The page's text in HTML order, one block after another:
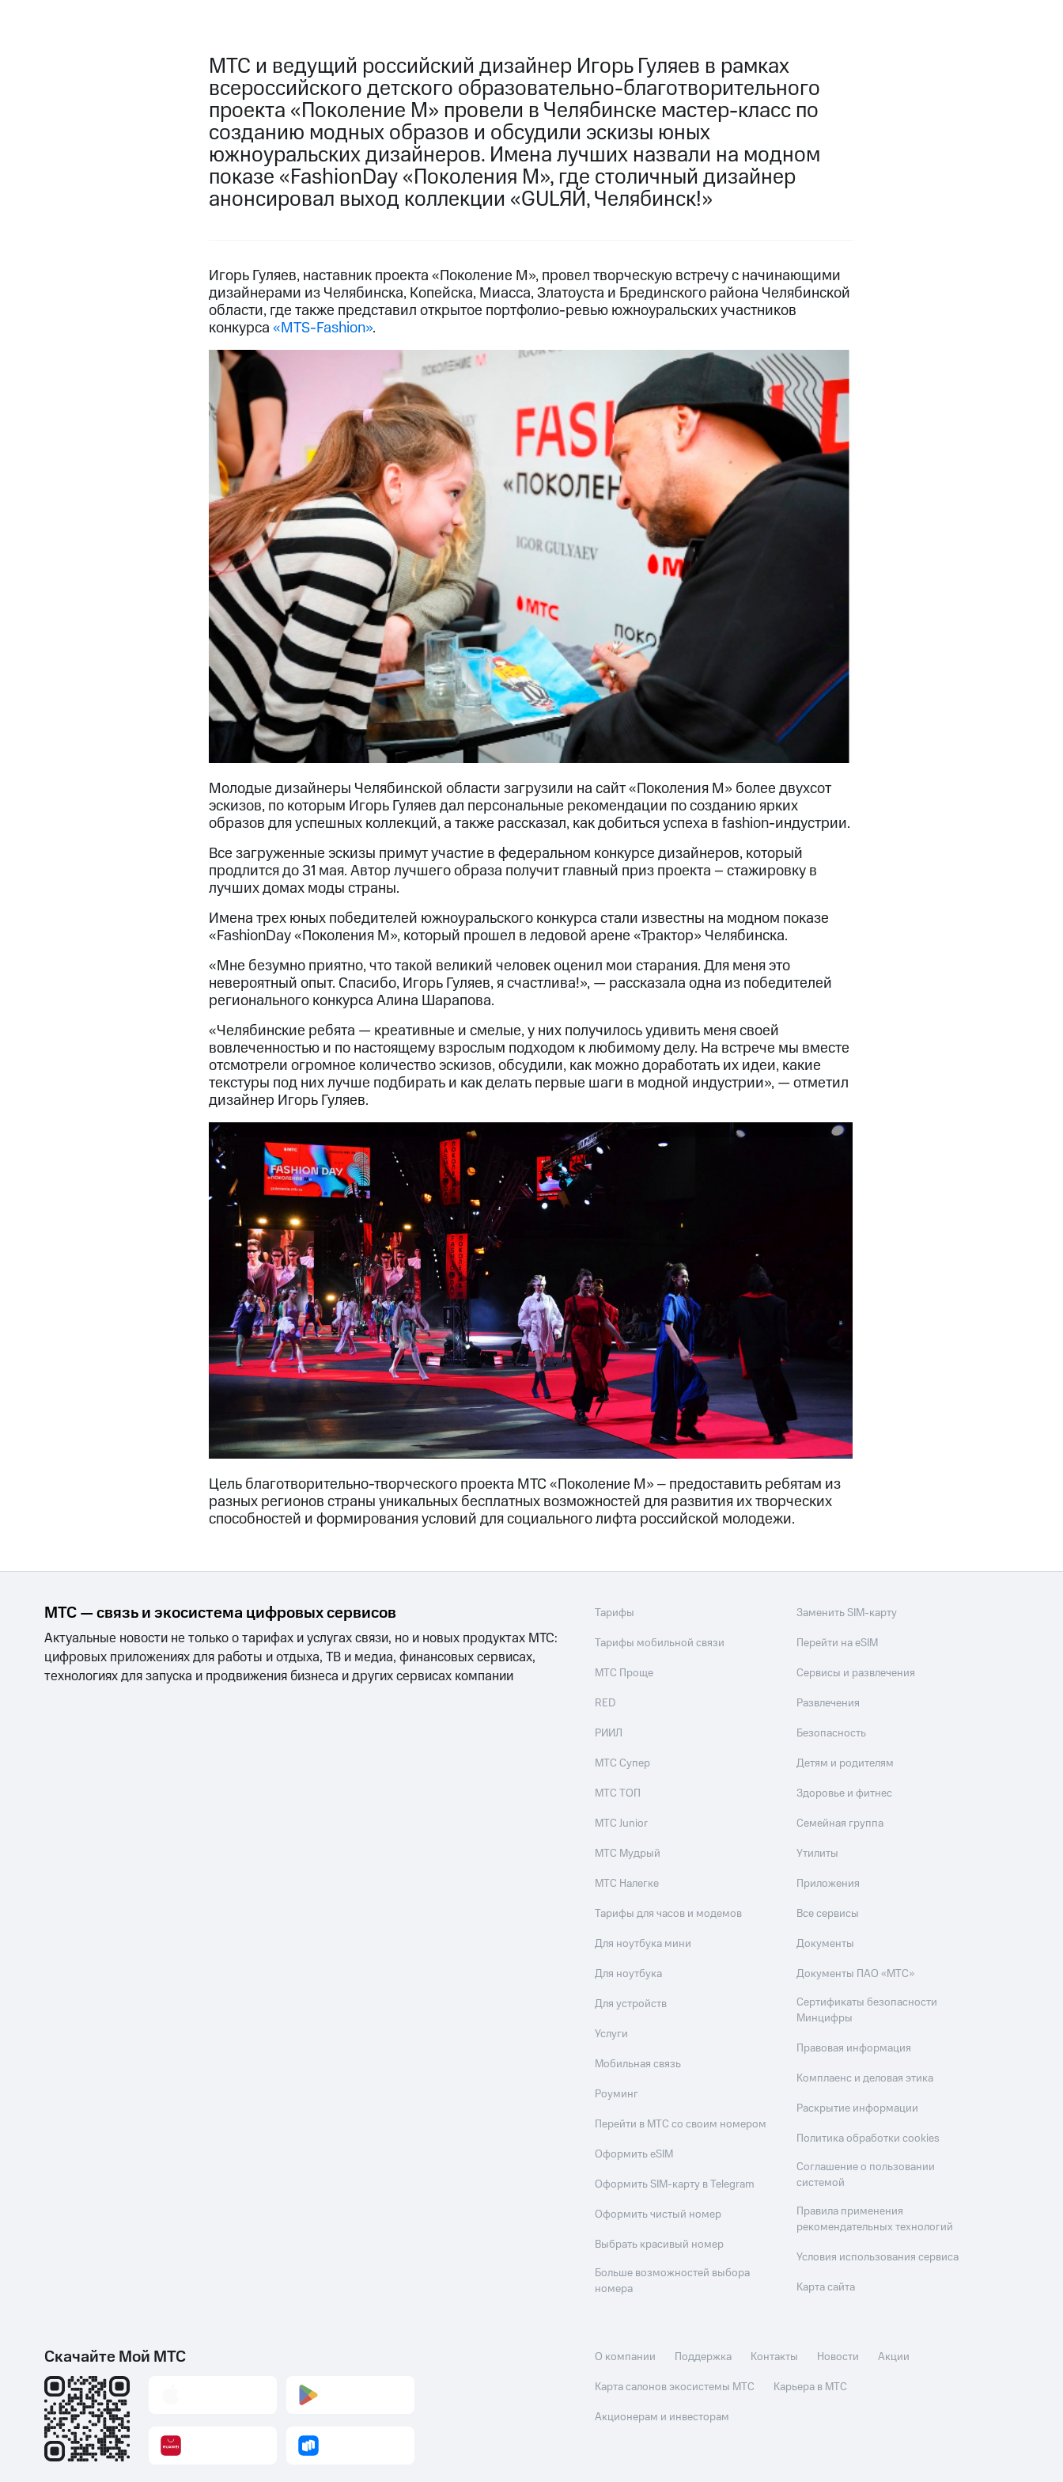
МТС и ведущий российский дизайнер Игорь Гуляев в рамках
всероссийского детского образовательно-благотворительного
проекта «Поколение М» провели в Челябинске мастер-класс по
созданию модных образов и обсудили эскизы юных
южноуральских дизайнеров. Имена лучших назвали на модном
показе «FashionDay «Поколения М», где столичный дизайнер
анонсировал выход коллекции «GULЯЙ, Челябинск!»
Игорь Гуляев, наставник проекта «Поколение М», провел творческую встречу с начинающими
дизайнерами из Челябинска, Копейска, Миасса, Златоуста и Брединского района Челябинской
области, где также представил открытое портфолио-ревью южноуральских участников
конкурса«MTS-Fashion».
Молодые дизайнеры Челябинской области загрузили на сайт «Поколения М» более двухсот
эскизов, по которым Игорь Гуляев дал персональные рекомендации по созданию ярких
образов для успешных коллекций, а также рассказал, как добиться успеха в fashion-индустрии.
Все загруженные эскизы примут участие в федеральном конкурсе дизайнеров, который
продлится до 31 мая. Автор лучшего образа получит главный приз проекта – стажировку в
лучших домах моды страны.
Имена трех юных победителей южноуральского конкурса стали известны на модном показе
«FashionDay «Поколения М», который прошел в ледовой арене «Трактор» Челябинска.
«Мне безумно приятно, что такой великий человек оценил мои старания. Для меня это
невероятный опыт. Спасибо, Игорь Гуляев, я счастлива!», — рассказала одна из победителей
регионального конкурса Алина Шарапова.
«Челябинские ребята — креативные и смелые, у них получилось удивить меня своей
вовлеченностью и по настоящему взрослым подходом к любимому делу. На встрече мы вместе
отсмотрели огромное количество эскизов, обсудили, как можно доработать их идеи, какие
текстуры под них лучше подбирать и как делать первые шаги в модной индустрии», — отметил
дизайнер Игорь Гуляев.
Цель благотворительно-творческого проекта МТС «Поколение М» ‒ предоставить ребятам из
разных регионов страны уникальных бесплатных возможностей для развития их творческих
способностей и формирования условий для социального лифта российской молодежи.
МТС — связь и экосистема цифровых сервисов
Актуальные новости не только о тарифах и услугах связи, но и новых продуктах МТС:
цифровых приложениях для работы и отдыха, ТВ и медиа, финансовых сервисах,
технологиях для запуска и продвижения бизнеса и других сервисах компании
Тарифы
Тарифы мобильной связи
МТС Проще
RED
РИИЛ
МТС Супер
МТС ТОП
МТС Junior
МТС Мудрый
МТС Налегке
Тарифы для часов и модемов
Для ноутбука мини
Для ноутбука
Для устройств
Услуги
Мобильная связь
Роуминг
Перейти в МТС со своим номером
Оформить eSIM
Оформить SIM-карту в Telegram
Оформить чистый номер
Выбрать красивый номер
Больше возможностей выбора
номера
Заменить SIM-карту
Перейти на eSIM
Сервисы и развлечения
Развлечения
Безопасность
Детям и родителям
Здоровье и фитнес
Семейная группа
Утилиты
Приложения
Все сервисы
Документы
Документы ПАО «МТС»
Сертификаты безопасности
Минцифры
Правовая информация
Комплаенс и деловая этика
Раскрытие информации
Политика обработки cookies
Соглашение о пользовании
системой
Правила применения
рекомендательных технологий
Условия использования сервиса
Карта сайта
Скачайте Мой МТС О компании Поддержка Контакты Новости
Акции
Карта салонов экосистемы МТС
Карьера в МТС
Акционерам и инвесторам